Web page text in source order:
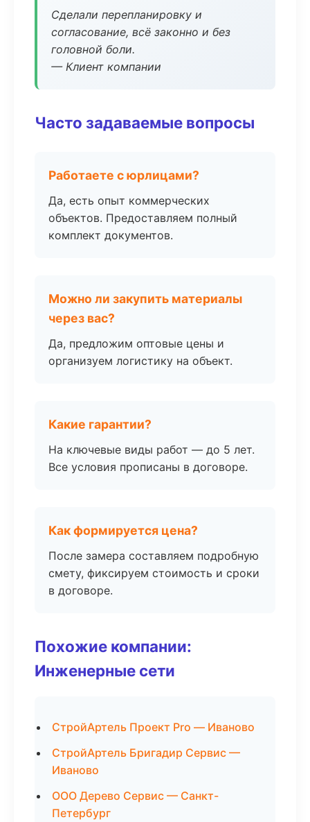
Сделали перепланировку и
согласование, всё законно и без
головной боли.
— Клиент компании
Часто задаваемые вопросы
Работаете с юрлицами?
Да, есть опыт коммерческих
объектов. Предоставляем полный
комплект документов.
Можно ли закупить материалы
через вас?
Да, предложим оптовые цены и
организуем логистику на объект.
Какие гарантии?
На ключевые виды работ — до 5 лет.
Все условия прописаны в договоре.
Как формируется цена?
После замера составляем подробную
смету, фиксируем стоимость и сроки
в договоре.
Похожие компании:
Инженерные сети
СтройАртель Проект Pro — Иваново
СтройАртель Бригадир Сервис —
Иваново
ООО Дерево Сервис — Санкт-
Петербург